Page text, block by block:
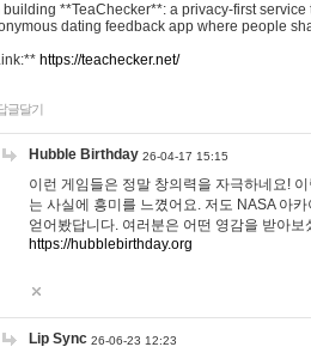
building **TeaChecker**: a privacy-first
dating feedback app where people
https://teachecker.net/
글달기
Hubble Birthday 26-04-17 15:15
이런 게임들은 정말 창의력을 자극하네요!
는 사실에 흥미를 느꼈어요. 저도 NASA 아
얻어봤답니다. 여러분은 어떤 영감을 받아보
https://hubblebirthday.org
Lip Sync 26-06-23 12:23